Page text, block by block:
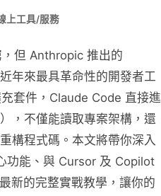
上工具/服務
但 Anthropic 推出的
年來最具革命性的開發者工
套件，Claude Code 直接進
，不僅能讀取專案架構，還
構程式碼。本文將帶你深入
功能、與 Cursor 及 Copilot
新的完整實戰教學，讓你的